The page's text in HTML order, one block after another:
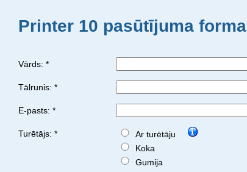
Printer 10 pasūtījuma forma
Vārds: *
Tālrunis: *
E-pasts: *
Turētājs: *
Ar turētāju
Koka
Gumija